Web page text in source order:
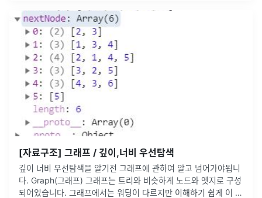
[자료구조] 그래프 / 깊이,너비 우선탐색
깊이 너비 우선탐색을 알기전 그래프에 관하여 알고 넘어가야됩니
다. Graph(그래프) 그래프는 트리와 비슷하게 노드와 엣지로 구성
되어있습니다. 그래프에서는 워딩이 다르지만 이해하기 쉽게 이 글